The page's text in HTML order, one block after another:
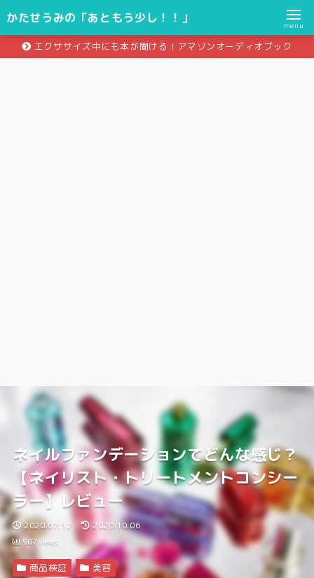
かたせうみの「あともう少し！！」
menu
エクササイズ中にも本が聞ける！アマゾンオーディオブック
ネイルファンデーションてどんな感じ？
【ネイリスト・トリートメントコンシー
ラー】レビュー
2020.07.12
2020.10.06
907views
商品検証 美容